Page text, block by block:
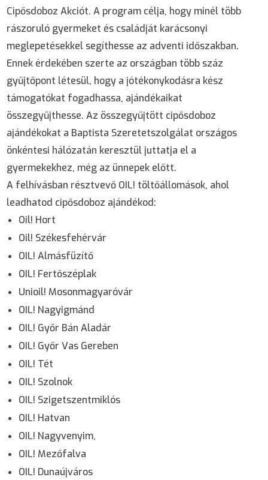
Cipősdoboz Akciót. A program célja, hogy minél több
rászoruló gyermeket és családját karácsonyi
meglepetésekkel segíthesse az adventi időszakban.
Ennek érdekében szerte az országban több száz
gyűjtőpont létesül, hogy a jótékonykodásra kész
támogatókat fogadhassa, ajándékaikat
összegyűjthesse. Az összegyűjtött cipősdoboz
ajándékokat a Baptista Szeretetszolgálat országos
önkéntesi hálózatán keresztül juttatja el a
gyermekekhez, még az ünnepek előtt.
A felhívásban résztvevő OIL! töltőállomások, ahol
leadhatod cipősdoboz ajándékod:
Oil! Hort
Oil! Székesfehérvár
OIL! Almásfüzítő
OIL! Fertőszéplak
Unioil! Mosonmagyaróvár
OIL! Nagyigmánd
OIL! Győr Bán Aladár
OIL! Győr Vas Gereben
OIL! Tét
OIL! Szolnok
OIL! Szigetszentmiklós
OIL! Hatvan
OIL! Nagyvenyim,
OIL! Mezőfalva
OIL! Dunaújváros